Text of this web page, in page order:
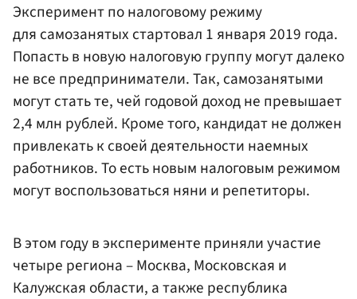
Эксперимент по налоговому режиму
для самозанятых стартовал 1 января 2019 года.
Попасть в новую налоговую группу могут далеко
не все предприниматели. Так, самозанятыми
могут стать те, чей годовой доход не превышает
2,4 млн рублей. Кроме того, кандидат не должен
привлекать к своей деятельности наемных
работников. То есть новым налоговым режимом
могут воспользоваться няни и репетиторы.
В этом году в эксперименте приняли участие
четыре региона – Москва, Московская и
Калужская области, а также республика